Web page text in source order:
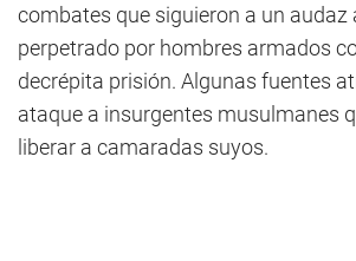
combates que siguieron a un
perpetrado por hombres armados
decrépita prisión. Algunas fuentes
ataque a insurgentes musulmanes
liberar a camaradas suyos.